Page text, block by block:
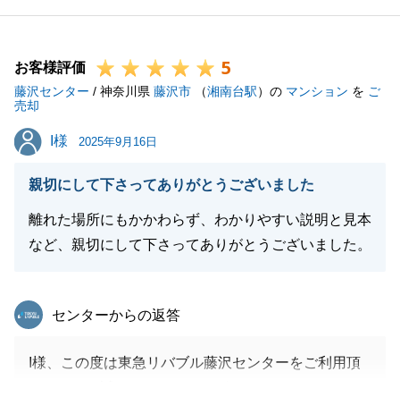
お客様評価
5
藤沢センター / 神奈川県 藤沢市 （湘南台駅）の マンション を ご
売却
I様
I様 2025年9月16日
親切にして下さってありがとうございました
離れた場所にもかかわらず、わかりやすい説明と見本
など、親切にして下さってありがとうございました。
東急リバブル
センターからの返答
I様、この度は東急リバブル藤沢センターをご利用頂